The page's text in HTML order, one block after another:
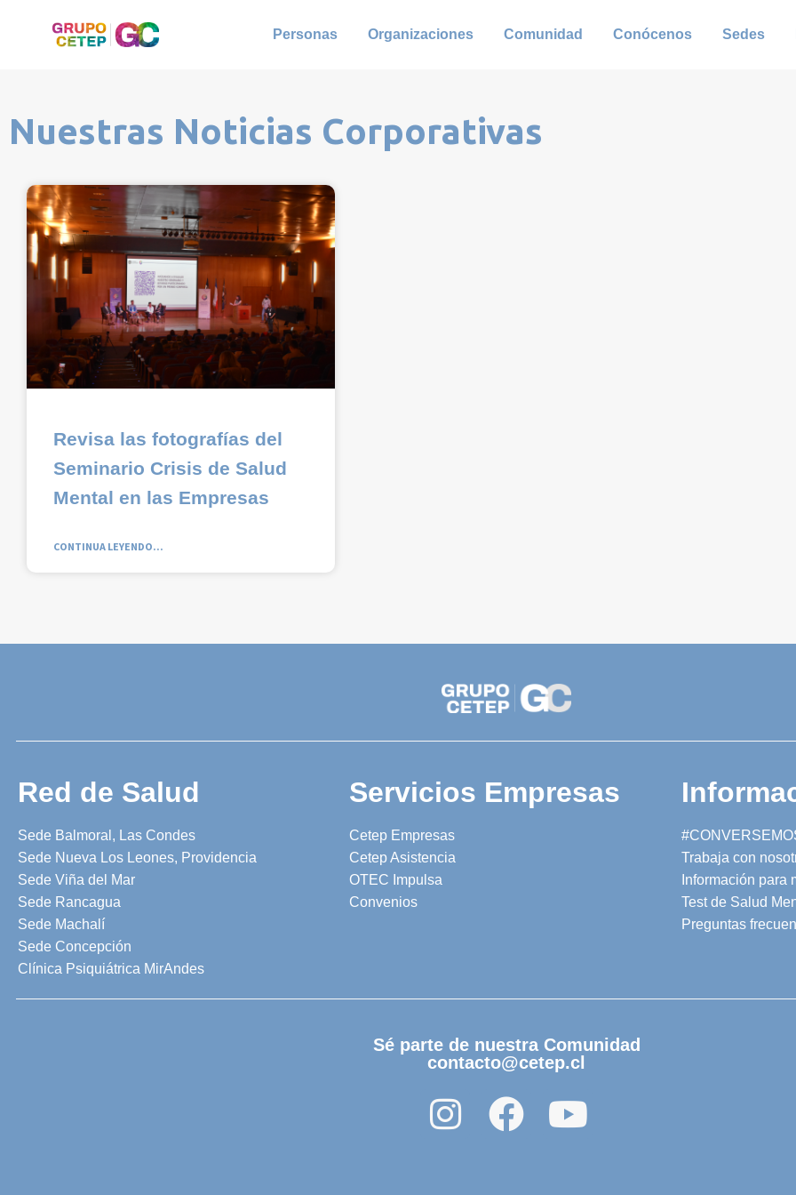
Personas Organizaciones Comunidad Conócenos Sedes
Nuestras Noticias Corporativas
Revisa las fotografías del
Seminario Crisis de Salud
Mental en las Empresas
CONTINUA LEYENDO...
Red de Salud
Sede Balmoral, Las Condes
Sede Nueva Los Leones, Providencia
Sede Viña del Mar
Sede Rancagua
Sede Machalí
Sede Concepción
Clínica Psiquiátrica MirAndes
Servicios Empresas
Cetep Empresas
Cetep Asistencia
OTEC Impulsa
Convenios
Trabaja con
Información para
Test de Salud
Preguntas
Sé parte de nuestra Comunidad
contacto@cetep.cl